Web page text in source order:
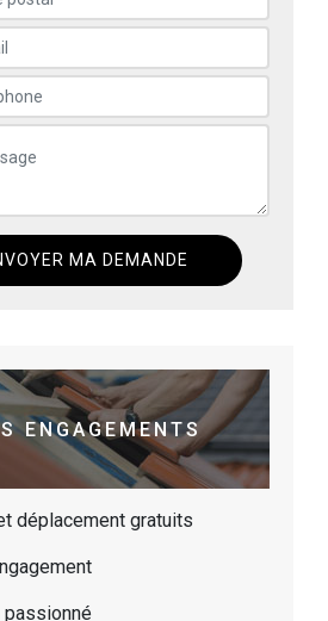
ENGAGEMENTS
déplacement gratuits
passionné